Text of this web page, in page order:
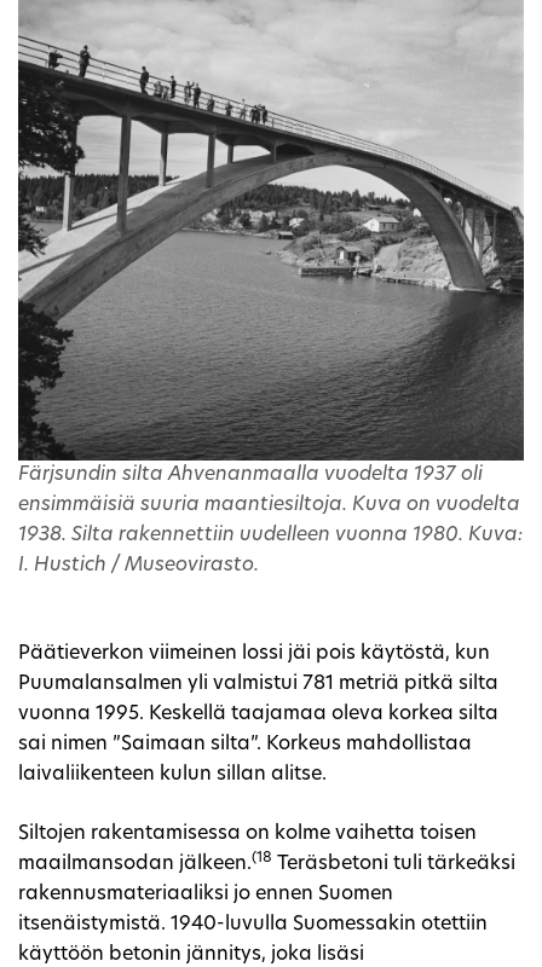
Färjsundin silta Ahvenanmaalla vuodelta 1937 oli
ensimmäisiä suuria maantiesiltoja. Kuva on vuodelta
1938. Silta rakennettiin uudelleen vuonna 1980. Kuva:
I. Hustich / Museovirasto.
Päätieverkon viimeinen lossi jäi pois käytöstä, kun
Puumalansalmen yli valmistui 781 metriä pitkä silta
vuonna 1995. Keskellä taajamaa oleva korkea silta
sai nimen ”Saimaan silta”. Korkeus mahdollistaa
laivaliikenteen kulun sillan alitse.
Siltojen rakentamisessa on kolme vaihetta toisen
maailmansodan jälkeen.(18
Teräsbetoni tuli tärkeäksi
rakennusmateriaaliksi jo ennen Suomen
itsenäistymistä. 1940-luvulla Suomessakin otettiin
käyttöön betonin jännitys, joka lisäsi